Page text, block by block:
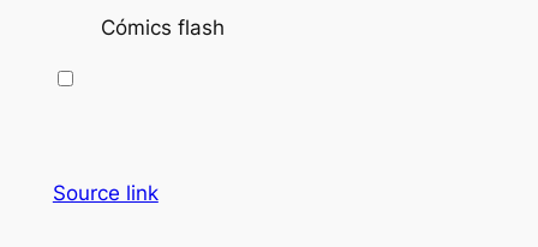
Cómics flash
Source link